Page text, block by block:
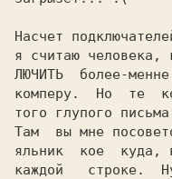
Насчет
я считаю человека,
ЛЮЧИТЬ  более-
комперу.  Но  те
того глупого
Там  вы мне
яльник  кое  куда,
каждой   строке.